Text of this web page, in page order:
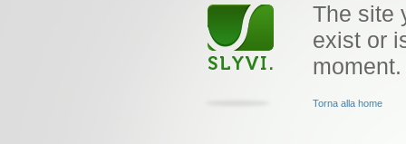
The site
exist or
moment.
Torna alla home